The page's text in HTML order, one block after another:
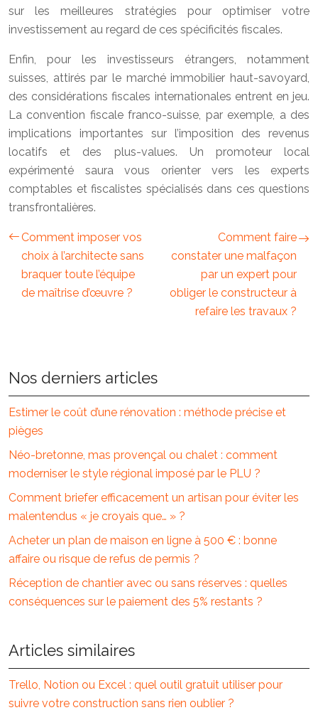
sur les meilleures stratégies pour optimiser votre
investissement au regard de ces spécificités fiscales.
Enfin, pour les investisseurs étrangers, notamment
suisses, attirés par le marché immobilier haut-savoyard,
des considérations fiscales internationales entrent en jeu.
La convention fiscale franco-suisse, par exemple, a des
implications importantes sur l’imposition des revenus
locatifs et des plus-values. Un promoteur local
expérimenté saura vous orienter vers les experts
comptables et fiscalistes spécialisés dans ces questions
transfrontalières.
Comment imposer vos
choix à l’architecte sans
braquer toute l’équipe
de maîtrise d’œuvre ?
Comment faire
constater une malfaçon
par un expert pour
obliger le constructeur à
refaire les travaux ?
Nos derniers articles
Estimer le coût d’une rénovation : méthode précise et
pièges
Néo-bretonne, mas provençal ou chalet : comment
moderniser le style régional imposé par le PLU ?
Comment briefer efficacement un artisan pour éviter les
malentendus « je croyais que… » ?
Acheter un plan de maison en ligne à 500 € : bonne
affaire ou risque de refus de permis ?
Réception de chantier avec ou sans réserves : quelles
conséquences sur le paiement des 5% restants ?
Articles similaires
Trello, Notion ou Excel : quel outil gratuit utiliser pour
suivre votre construction sans rien oublier ?